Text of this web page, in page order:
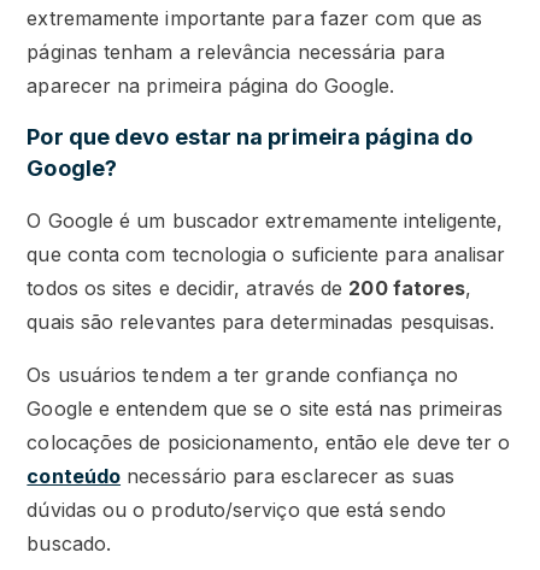
extremamente importante para fazer com que as
páginas tenham a relevância necessária para
aparecer na primeira página do Google.
Por que devo estar na primeira página do
Google?
O Google é um buscador extremamente inteligente,
que conta com tecnologia o suficiente para analisar
todos os sites e decidir, através de 200 fatores,
quais são relevantes para determinadas pesquisas.
Os usuários tendem a ter grande confiança no
Google e entendem que se o site está nas primeiras
colocações de posicionamento, então ele deve ter o
conteúdo necessário para esclarecer as suas
dúvidas ou o produto/serviço que está sendo
buscado.